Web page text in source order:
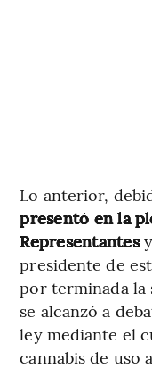
Lo anterior,
presentó en la
Representantes
presidente de
por terminada la
se alcanzó a
ley mediante el
cannabis de uso